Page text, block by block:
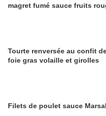
magret fumé sauce fruits
Tourte renversée au confit
foie gras volaille et girolles
Filets de poulet sauce